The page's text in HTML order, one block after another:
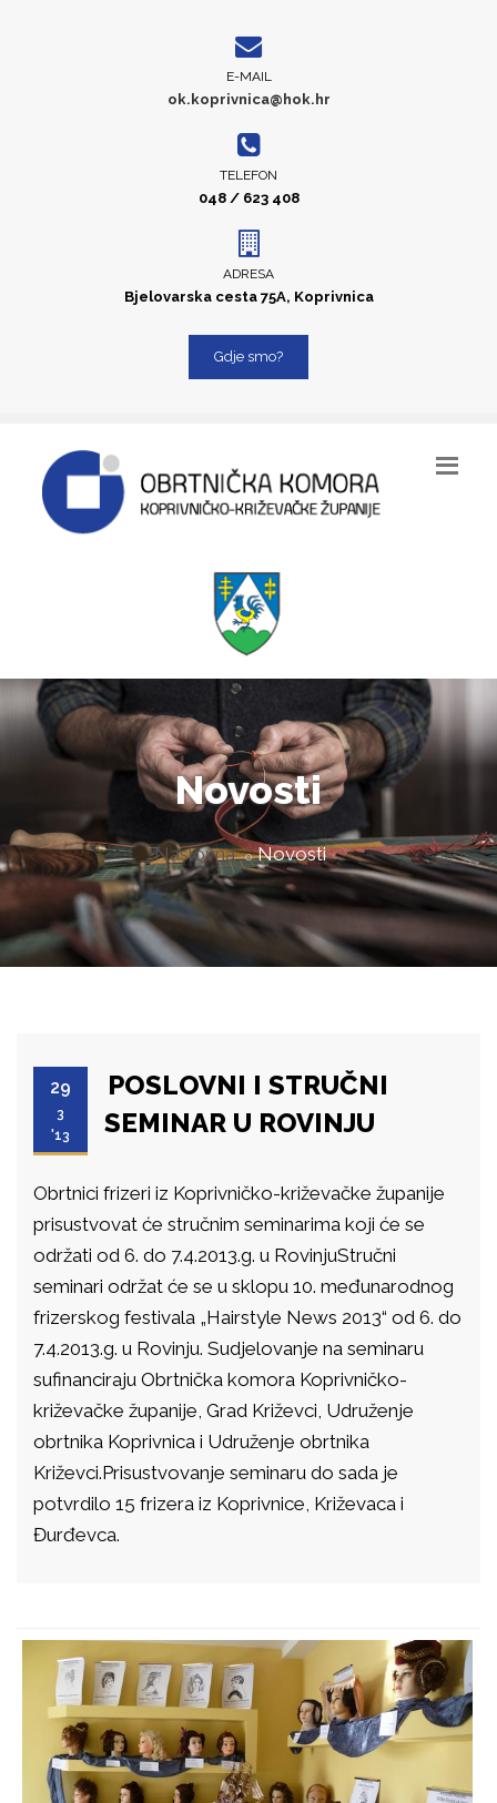
E-MAIL
ok.koprivnica@hok.hr
TELEFON
048 / 623 408
ADRESA
Bjelovarska cesta 75A, Koprivnica
Gdje smo?
Novosti
Naslovna Novosti
29
3
'13
POSLOVNI I STRUČNI
SEMINAR U ROVINJU
Obrtnici frizeri iz Koprivničko-križevačke županije
prisustvovat će stručnim seminarima koji će se
održati od 6. do 7.4.2013.g. u RovinjuStručni
seminari održat će se u sklopu 10. međunarodnog
frizerskog festivala „Hairstyle News 2013“ od 6. do
7.4.2013.g. u Rovinju. Sudjelovanje na seminaru
sufinanciraju Obrtnička komora Koprivničko-
križevačke županije, Grad Križevci, Udruženje
obrtnika Koprivnica i Udruženje obrtnika
Križevci.Prisustvovanje seminaru do sada je
potvrdilo 15 frizera iz Koprivnice, Križevaca i
Đurđevca.